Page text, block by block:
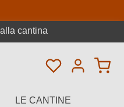
cantina
Hai 0 articoli
LE CANTINE